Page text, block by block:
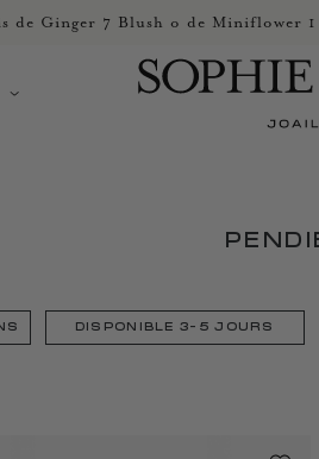
de Ginger 7 Blush o de Miniflower 1
DISPONIBLE 3-5 JOURS